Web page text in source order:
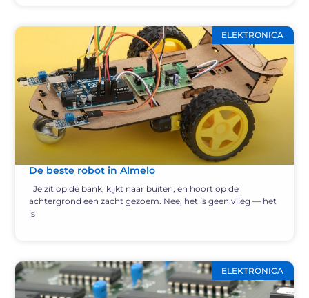
ELEKTRONICA
De beste robot in Almelo
Je zit op de bank, kijkt naar buiten, en hoort op de
achtergrond een zacht gezoem. Nee, het is geen vlieg — het
is
ELEKTRONICA